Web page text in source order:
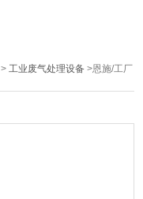
>工业废气处理设备 >恩施/工厂